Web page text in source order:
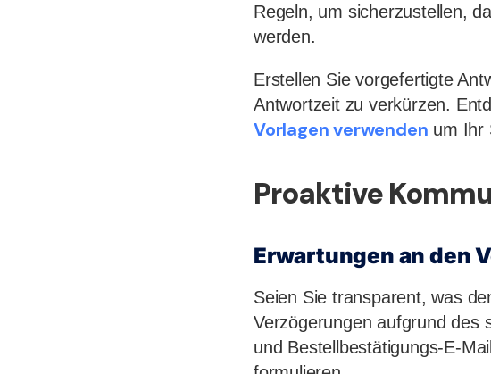
Regeln, um sicherzustellen,
werden.
Erstellen Sie vorgefertigte
Antwortzeit zu verkürzen.
Vorlagen verwenden um Ihr
Proaktive
Erwartungen an den
Seien Sie transparent, was
Verzögerungen aufgrund des
und Bestellbestätigungs-E-